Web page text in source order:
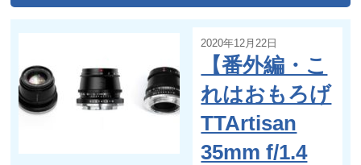
2020年12月22日
【番外編・こ
れはおもろげ
TTArtisan
35mm f/1.4